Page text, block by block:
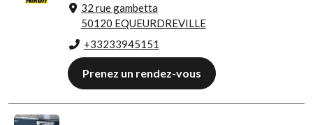
32 rue gambetta
50120 EQUEURDREVILLE
+33233945151
Prenez un rendez-vous